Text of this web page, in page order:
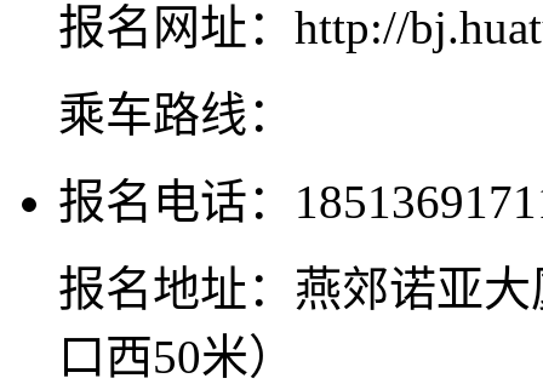
报名网址：http://
乘车路线：
报名电话：
报名地址：燕郊诺亚
口西50米）